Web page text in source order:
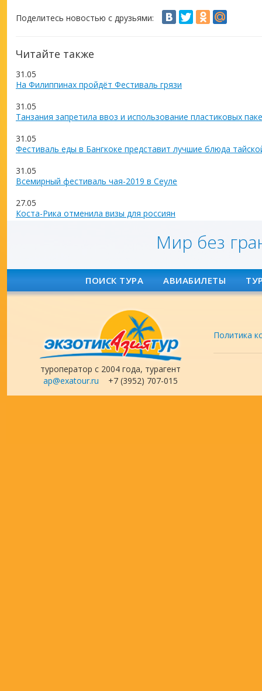
Поделитесь новостью с друзьями:
Читайте также
31.05
На Филиппинах пройдёт Фестиваль грязи
31.05
Танзания запретила ввоз и использование пластиковых
31.05
Фестиваль еды в Бангкоке представит лучшие блюда
31.05
Всемирный фестиваль чая-2019 в Сеуле
27.05
Коста-Рика отменила визы для россиян
Мир без
ПОИСК ТУРА АВИАБИЛЕТЫ
туроператор с 2004 года, турагент
ap@exatour.ru +7 (3952) 707-015
Политика